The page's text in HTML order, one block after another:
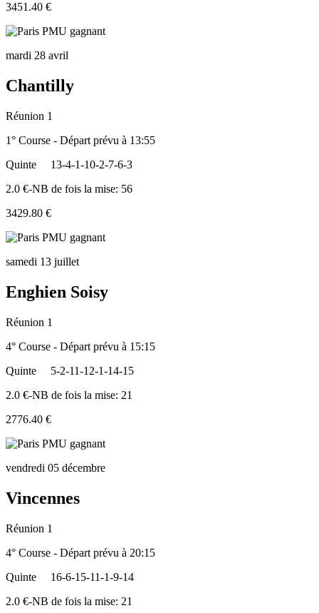
3451.40 €
mardi 28 avril
Chantilly
Réunion 1
1° Course - Départ prévu à 13:55
Quinte
13-4-1-10-2-7-6-3
2.0 €-NB de fois la mise: 56
3429.80 €
samedi 13 juillet
Enghien Soisy
Réunion 1
4° Course - Départ prévu à 15:15
Quinte
5-2-11-12-1-14-15
2.0 €-NB de fois la mise: 21
2776.40 €
vendredi 05 décembre
Vincennes
Réunion 1
4° Course - Départ prévu à 20:15
Quinte
16-6-15-11-1-9-14
2.0 €-NB de fois la mise: 21